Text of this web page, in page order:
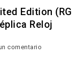
Edition (RG
Reloj
comentario